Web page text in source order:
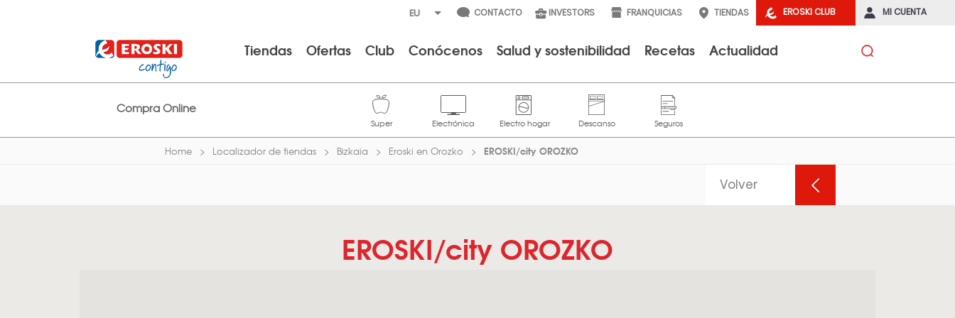
EROSKI CLUB MI CUENTA
CONTACTO INVESTORS FRANQUICIAS TIENDAS
Tiendas Ofertas Club Conócenos Salud y sostenibilidad Recetas Actualidad
Compra Online
Home Localizador de tiendas Bizkaia Eroski en Orozko EROSKI/city OROZKO
Volver
EROSKI/city OROZKO